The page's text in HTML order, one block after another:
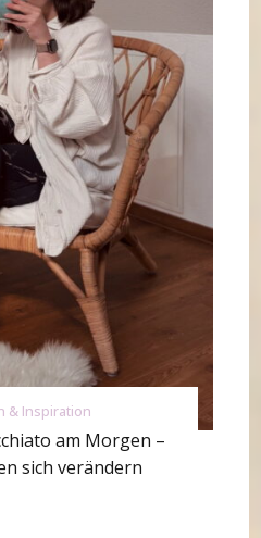
& Inspiration
am Morgen –
sich verändern